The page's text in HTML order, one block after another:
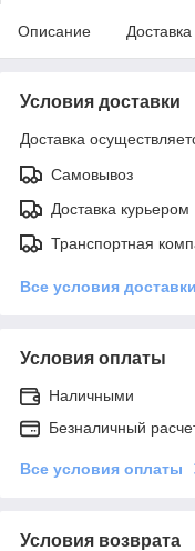
Описание Доставка
Условия доставки
Доставка
Самовывоз
Доставка курьером
Транспортная
Все условия доставки
Условия оплаты
Наличными
Безналичный
Все условия оплаты
Условия возврата